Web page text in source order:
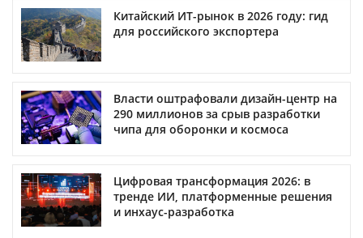
Китайский ИТ-рынок в 2026 году: гид
для российского экспортера
Власти оштрафовали дизайн-центр на
290 миллионов за срыв разработки
чипа для оборонки и космоса
Цифровая трансформация 2026: в
тренде ИИ, платформенные решения
и инхаус-разработка